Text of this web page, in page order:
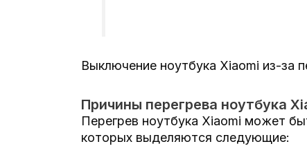
Выключение ноутбука Xiaomi из-за
Причины перегрева ноутбука
Перегрев ноутбука Xiaomi может
которых выделяются следующие: